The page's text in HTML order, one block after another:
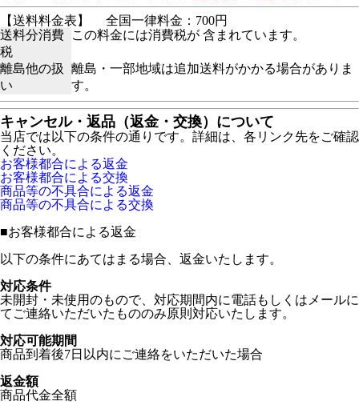
【送料料金表】
全国一律料金：700円
送料分消費
税
この料金には消費税が 含まれています。
離島他の扱
い
離島・一部地域は追加送料がかかる場合がありま
す。
キャンセル・返品（返金・交換）について
当店では以下の条件の通りです。詳細は、各リンク先をご確認
ください。
お客様都合による返金
お客様都合による交換
商品等の不具合による返金
商品等の不具合による交換
■お客様都合による返金
以下の条件にあてはまる場合、返金いたします。
対応条件
未開封・未使用のもので、対応期間内に電話もしくはメールに
てご連絡いただいたもののみ原則対応いたします。
対応可能期間
商品到着後7日以内にご連絡をいただいた場合
返金額
商品代金全額